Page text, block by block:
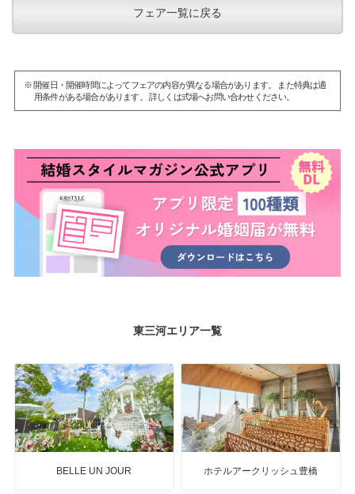
フェア一覧に戻る
※ 開催日・開催時間によってフェアの内容が異なる場合があります。 また特典は適
用条件がある場合があります。 詳しくは式場へお問い合わせください。
東三河エリア一覧
BELLE UN JOUR ホテルアークリッシュ豊橋